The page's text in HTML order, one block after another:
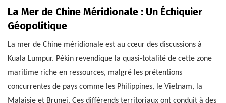
La Mer de Chine Méridionale : Un Échiquier
Géopolitique
La mer de Chine méridionale est au cœur des discussions à
Kuala Lumpur. Pékin revendique la quasi-totalité de cette zone
maritime riche en ressources, malgré les prétentions
concurrentes de pays comme les Philippines, le Vietnam, la
Malaisie et Brunei. Ces différends territoriaux ont conduit à des